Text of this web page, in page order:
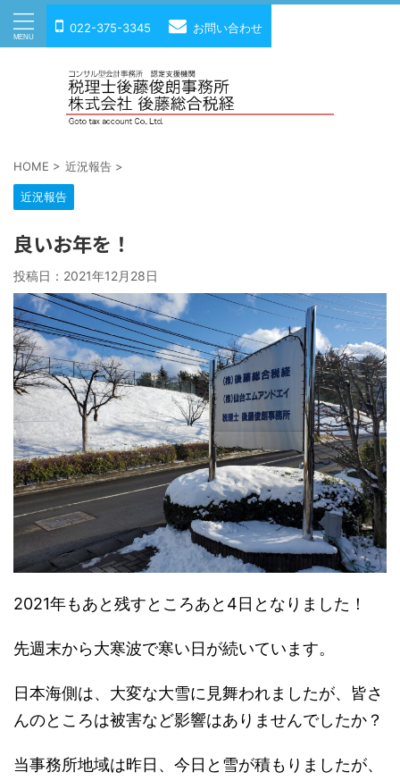
022-375-3345 お問い合わせ
HOME > 近況報告 >
近況報告
良いお年を！
投稿日： 2021年12月28日
2021年もあと残すところあと4日となりました！
先週末から大寒波で寒い日が続いています。
日本海側は、大変な大雪に見舞われましたが、皆さ
んのところは被害など影響はありませんでしたか？
当事務所地域は昨日、今日と雪が積もりましたが、